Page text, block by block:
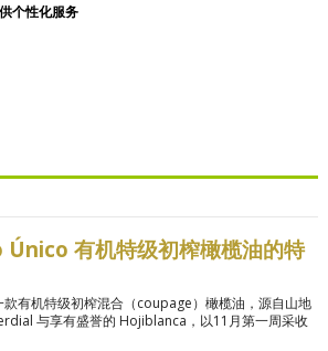
个性化服务
有机特级初榨橄榄油的特
款有机特级初榨混合（coupage）橄榄油，源自山地
与享有盛誉的 Hojiblanca，以11月第一周采收